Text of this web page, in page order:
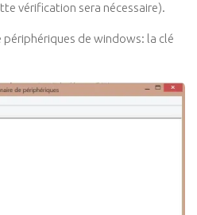
vérification sera nécessaire).
de windows: la clé